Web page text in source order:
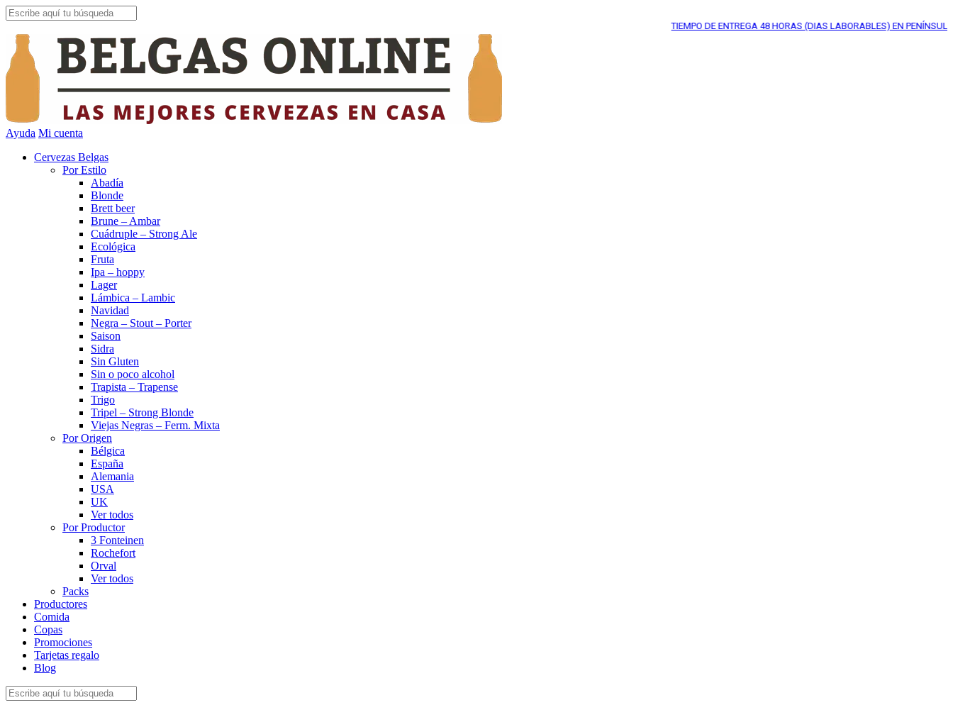
TIEMPO DE ENTREGA48 HORAS (DIAS LABORABLES) EN PENÍNSULA*
Ayuda Mi cuenta
Cervezas Belgas
Por Estilo
Abadía
Blonde
Brett beer
Brune – Ambar
Cuádruple – Strong Ale
Ecológica
Fruta
Ipa – hoppy
Lager
Lámbica – Lambic
Navidad
Negra – Stout – Porter
Saison
Sidra
Sin Gluten
Sin o poco alcohol
Trapista – Trapense
Trigo
Tripel – Strong Blonde
Viejas Negras – Ferm. Mixta
Por Origen
Bélgica
España
Alemania
USA
UK
Ver todos
Por Productor
3 Fonteinen
Rochefort
Orval
Ver todos
Packs
Productores
Comida
Copas
Promociones
Tarjetas regalo
Blog